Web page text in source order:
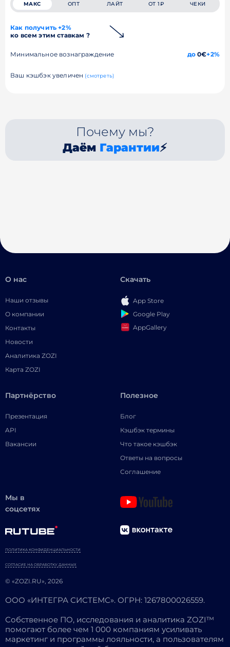
МАКС ОПТ ЛАЙТ ОТ 1₽ ЧЕКИ
Как получить +2%
ко всем этим ставкам ?
Минимальное вознаграждение до0€+2%
Ваш кэшбэк увеличен (смотреть)
Почему мы?
Даём Гарантии⚡
О нас
Наши отзывы
О компании
Контакты
Новости
Аналитика ZOZI
Карта ZOZI
Скачать
App Store
Google Play
AppGallery
Партнёрство
Презентация
API
Вакансии
Полезное
Блог
Кэшбэк термины
Что такое кэшбэк
Ответы на вопросы
Соглашение
Мы в
соцсетях
© «ZOZI.RU», 2026
ПОЛИТИКА КОНФИДЕНЦИАЛЬНОСТИ
СОГЛАСИЕ НА ОБРАБОТКУ ДАННЫХ
ООО «ИНТЕГРА СИСТЕМС». ОГРН: 1267800026559.
Собственное ПО, исследования и аналитика ZOZI™
помогают более чем 1 000 компаниям усиливать
маркетинг и программы лояльности, а пользователям